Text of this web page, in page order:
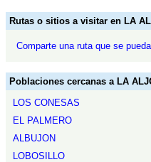
Rutas o sitios a visitar en LA
Comparte una ruta que se
Poblaciones cercanas a LA
LOS CONESAS
EL PALMERO
ALBUJON
LOBOSILLO